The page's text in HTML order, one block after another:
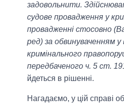
задовольнити.
судове провадження у
провадженні стосовно
ред) за обвинуваченням у
кримінального
передбаченого ч. 5 ст.
йдеться в рішенні.
Нагадаємо, у цій справі